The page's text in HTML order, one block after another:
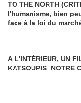
TO THE NORTH
l'humanisme, bien
face à la loi du
A L'INTÉRIEUR, UN
KATSOUPIS- NOTRE